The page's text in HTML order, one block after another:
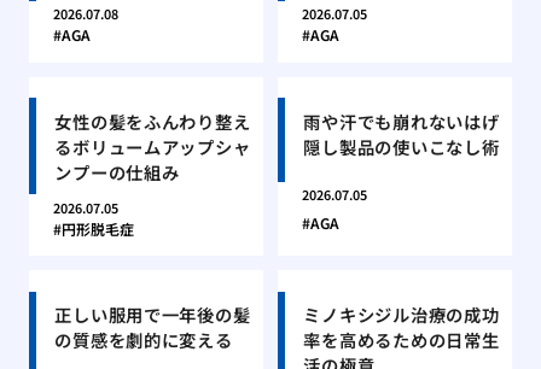
2026.07.08
AGA
2026.07.05
AGA
女性の髪をふんわり整え
るボリュームアップシャ
ンプーの仕組み
2026.07.05
円形脱毛症
雨や汗でも崩れないはげ
隠し製品の使いこなし術
2026.07.05
AGA
正しい服用で一年後の髪
の質感を劇的に変える
ミノキシジル治療の成功
率を高めるための日常生